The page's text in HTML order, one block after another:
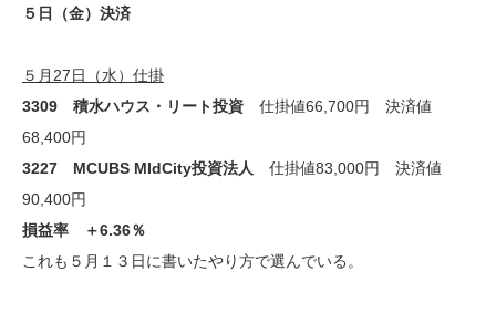
５日（金）決済
５月27日（水）仕掛
3309 積水ハウス・リート投資 仕掛値66,700円 決済値
68,400円
3227 MCUBS MIdCity投資法人
仕掛値83,000円 決済値
90,400円
損益率 ＋6.36％
これも５月１３日に書いたやり方で選んでいる。